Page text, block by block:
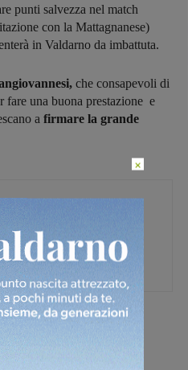
punti salvezza nel match
con la Mattagnanese)
in Valdarno da imbattuta.
che consapevoli di
fare una buona prestazione e
a firmare la grande
×